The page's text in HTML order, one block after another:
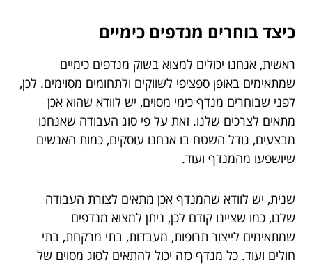
כיצד בוחרים מנדפים כימיים
ראשית, אנחנו יכולים למצוא בשוק מנדפים כימיים
שמתאימים באופן ספציפי לשווקים ולתחומים מסוימים. לכן,
לפני שבוחרים מנדף כימי מסוים, יש לוודא שהוא אכן
מתאים לצרכים שלנו. זאת על פי סוג העבודה שאנחנו
מבצעים, גודל השטח בו אנחנו עוסקים, כמות האנשים
שיושפעו מהמנדף ועוד.
שנית, יש לוודא שהמנדף אכן מתאים לצורת העבודה
שלנו, כמו שציינו קודם לכן, ניתן למצוא מנדפים
שמתאימים לייצור תרופות, מעבדות, בתי מרקחת, בתי
חולים ועוד. כל מנדף כזה יכול להתאים לסוג מסוים של